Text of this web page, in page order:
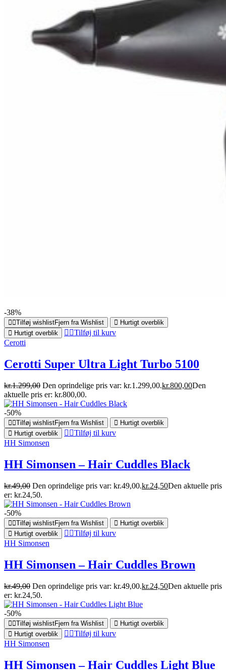
-38%
Tilføj wishlistFjern fra Wishlist
Hurtigt overblik
Hurtigt overblik
Tilføj til kurv
Cerotti
Cerotti Super Ultra Light Turbo 5100
kr.1.299,00 Den oprindelige pris var: kr.1.299,00.kr.800,00Den
aktuelle pris er: kr.800,00.
-50%
Tilføj wishlistFjern fra Wishlist
Hurtigt overblik
Hurtigt overblik
Tilføj til kurv
HH Simonsen
HH Simonsen – Hair Cuddles Black
kr.49,00 Den oprindelige pris var: kr.49,00.kr.24,50Den aktuelle pris
er: kr.24,50.
-50%
Tilføj wishlistFjern fra Wishlist
Hurtigt overblik
Hurtigt overblik
Tilføj til kurv
HH Simonsen
HH Simonsen – Hair Cuddles Brown
kr.49,00 Den oprindelige pris var: kr.49,00.kr.24,50Den aktuelle pris
er: kr.24,50.
-50%
Tilføj wishlistFjern fra Wishlist
Hurtigt overblik
Hurtigt overblik
Tilføj til kurv
HH Simonsen
HH Simonsen – Hair Cuddles Light Blue